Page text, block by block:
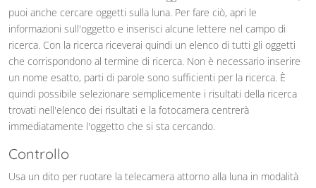
puoi anche cercare oggetti sulla luna. Per fare ciò, apri le
informazioni sull'oggetto e inserisci alcune lettere nel campo di
ricerca. Con la ricerca riceverai quindi un elenco di tutti gli oggetti
che corrispondono al termine di ricerca. Non è necessario inserire
un nome esatto, parti di parole sono sufficienti per la ricerca. È
quindi possibile selezionare semplicemente i risultati della ricerca
trovati nell'elenco dei risultati e la fotocamera centrerà
immediatamente l'oggetto che si sta cercando.
Controllo
Usa un dito per ruotare la telecamera attorno alla luna in modalità